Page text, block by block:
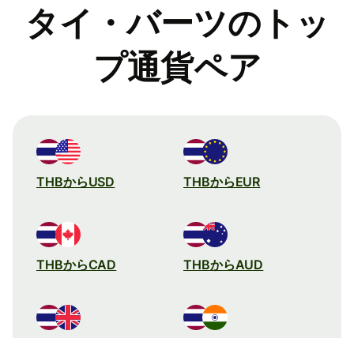
タイ・バーツのトッ
プ通貨ペア
THBからUSD THBからEUR
THBからCAD THBからAUD